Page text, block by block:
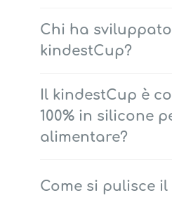
Chi ha
kindestCup?
Il kindestCup è
100% in silicone
alimentare?
Come si pulisce